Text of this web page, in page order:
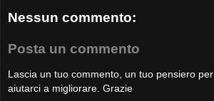
Nessun commento:
Posta un commento
Lascia un tuo commento, un tuo pensiero per
aiutarci a migliorare. Grazie